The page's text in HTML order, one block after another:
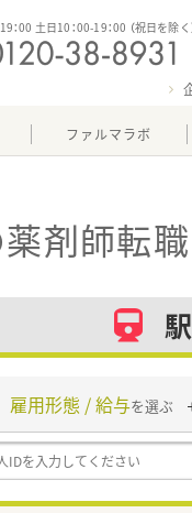
：00 土日10：00-19：00 （祝日を除く
ファルマラボ
剤師転
駅
雇用形態 / 給与を選ぶ